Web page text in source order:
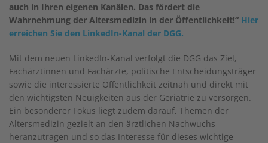
auch in Ihren eigenen Kanälen. Das fördert die
Wahrnehmung der Altersmedizin in der Öffentlichkeit!“ Hier
erreichen Sie den LinkedIn-Kanal der DGG.
Mit dem neuen LinkedIn-Kanal verfolgt die DGG das Ziel,
Fachärztinnen und Fachärzte, politische Entscheidungsträger
sowie die interessierte Öffentlichkeit zeitnah und direkt mit
den wichtigsten Neuigkeiten aus der Geriatrie zu versorgen.
Ein besonderer Fokus liegt zudem darauf, Themen der
Altersmedizin gezielt an den ärztlichen Nachwuchs
heranzutragen und so das Interesse für dieses wichtige